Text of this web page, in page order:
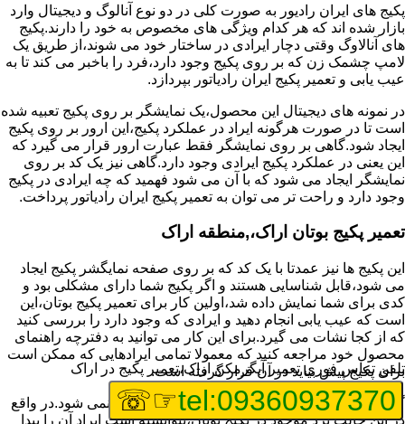
پکیج های ایران رادیور به صورت کلی در دو نوع آنالوگ و دیجیتال وارد
بازار شده اند که هر کدام ویژگی های مخصوص به خود را دارند.پکیج
های آنالاوگ وقتی دچار ایرادی در ساختار خود می شوند،از طریق یک
لامپ چشمک زن که بر روی پکیج وجود دارد،فرد را باخبر می کند تا به
عیب یابی و تعمیر پکیج ایران رادیاتور بپردازد.
در نمونه های دیجیتال این محصول،یک نمایشگر بر روی پکیج تعبیه شده
است تا در صورت هرگونه ایراد در عملکرد پکیج،این ارور بر روی پکیج
ایجاد شود.گاهی بر روی نمایشگر فقط عبارت ارور قرار می گیرد که
این یعنی در عملکرد پکیج ایرادی وجود دارد.گاهی نیز یک کد بر روی
نمایشگر ایجاد می شود که با آن می شود فهمید که چه ایرادی در پکیج
وجود دارد و راحت تر می توان به تعمیر پکیج ایران رادیاتور پرداخت.
تعمیر پکیج بوتان اراک،,منطقه اراک
این پکیج ها نیز عمدتا با یک کد که بر روی صفحه نمایگشر پکیج ایجاد
می شود،قابل شناسایی هستند و اگر پکیج شما دارای مشکلی بود و
کدی برای شما نمایش داده شد،اولین کار برای تعمیر پکیج بوتان،این
است که عیب یابی انجام دهید و ایرادی که وجود دارد را بررسی کنید
که از کجا نشات می گیرد.برای این کار می توانید به دفترچه راهنمای
محصول خود مراجعه کنید که معمولا تمامی ایرادهایی که ممکن است
برای پکیج پیش بیاید در آن قرار گرفته است.
گاهی نیز هنگام خرابی پکیج،هیچ اروری نمایش داده نمی شود.در واقع
در این حالت برد موجود در پکیج بوتان،نتوانسته است ایراد آن را پیدا
تلفن تماس فوریتعمیر آبگرمکن اراک،تعمیر پکیج در اراک
tel:09360937370
☞☏